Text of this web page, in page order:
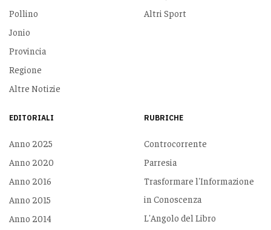
Pollino
Jonio
Provincia
Regione
Altre Notizie
Altri Sport
EDITORIALI
Anno 2025
Anno 2020
Anno 2016
Anno 2015
Anno 2014
RUBRICHE
Controcorrente
Parresia
Trasformare l'Informazione
in Conoscenza
L'Angolo del Libro